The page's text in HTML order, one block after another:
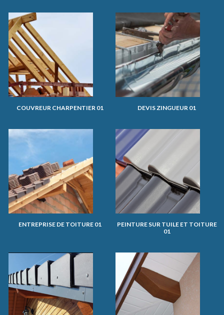
COUVREUR CHARPENTIER 01 DEVIS ZINGUEUR 01
ENTREPRISE DE TOITURE 01
PEINTURE SUR TUILE ET TOITURE
01